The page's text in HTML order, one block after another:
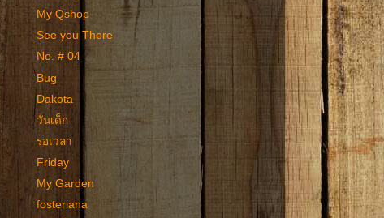
My Qshop
See you There
No. # 04
Bug
Dakota
วันเด็ก
รอเวลา
Friday
My Garden
fosteriana